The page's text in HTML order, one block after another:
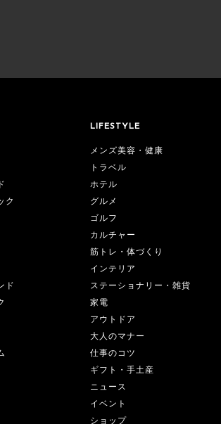
ク
ド
LIFESTYLE
メンズ美容・健康
トラベル
ホテル
グルメ
ゴルフ
カルチャー
筋トレ・体づくり
インテリア
ステーショナリー・雑貨
家電
アウトドア
大人のマナー
仕事のコツ
ギフト・手土産
ニュース
イベント
ショップ